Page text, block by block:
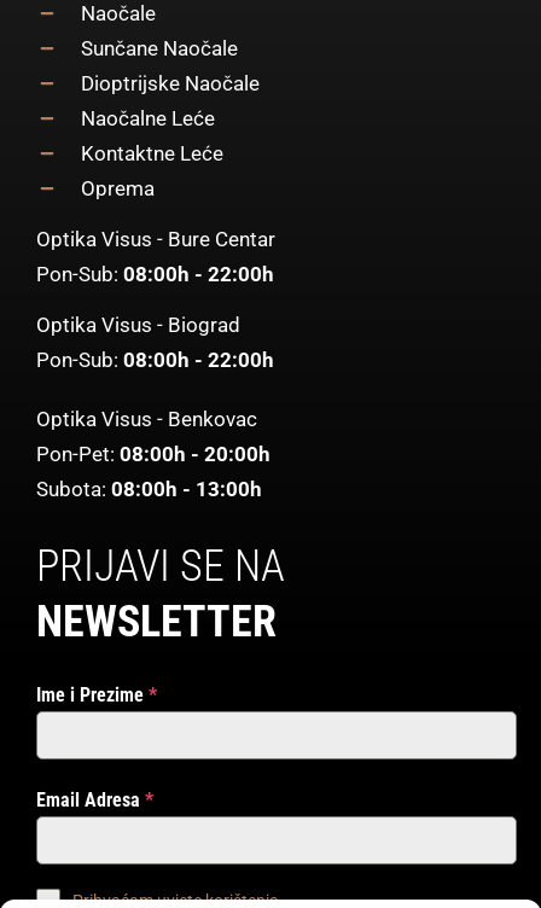
Naočale
Sunčane Naočale
Dioptrijske Naočale
Naočalne Leće
Kontaktne Leće
Oprema
Optika Visus - Bure Centar
Pon-Sub: 08:00h - 22:00h
Optika Visus - Biograd
Pon-Sub: 08:00h - 22:00h
Optika Visus - Benkovac
Pon-Pet: 08:00h - 20:00h
Subota: 08:00h - 13:00h
PRIJAVI SE NA
NEWSLETTER
Ime i Prezime *
Email Adresa *
Prihvaćam uvjete korištenja